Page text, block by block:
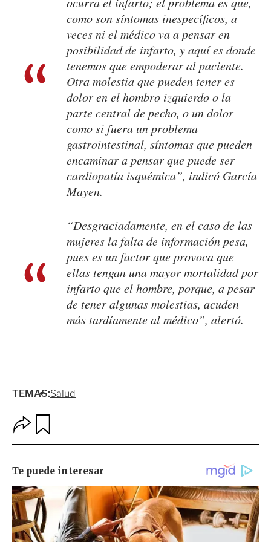
como son síntomas inespecíficos, a
veces ni el médico va a pensar en
posibilidad de infarto, y aquí es donde
tenemos que empoderar al paciente.
Otra molestia que pueden tener es
dolor en el hombro izquierdo o la
parte central de pecho, o un dolor
como si fuera un problema
gastrointestinal, síntomas que pueden
encaminar a pensar que puede ser
cardiopatía isquémica”, indicó García
Mayen.
“Desgraciadamente, en el caso de las
mujeres la falta de información pesa,
pues es un factor que provoca que
ellas tengan una mayor mortalidad por
infarto que el hombre, porque, a pesar
de tener algunas molestias, acuden
más tardíamente al médico”, alertó.
TEMAS:Salud
p
i
o
n
e
r